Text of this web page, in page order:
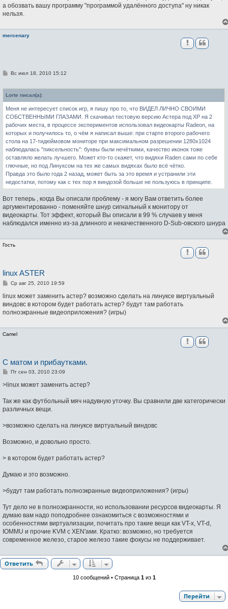
а обозвать вашу программу "программой удалённого доступа" ну никак
нельзя.
mercenary
С
щ
е
н
и
Вс июл 18, 2010 15:12
Lorte писал(а):
Меня не интересует список игр, я пишу про то, что ВИДЕЛ ЛИЧНО СВОИМИ
СОБСТВЕННЫМИ ГЛАЗАМИ. Я скачивал тестовую версию Астера под ХР на 2
рабочих места, в процессе экспериментов использовал видеокарты Radeon, на
которых и получилось то, о чём я написал выше: при старте второго рабочего
стола на 17-тидюймовом мониторе при максимальном разрешении 1280х1024
наблюдалась "пиксельность": буквы были нечёткими, качество иконок тоже
оставляло желать лучшего. Может кто-то скажет, что видяхи Raden сами по себе
глючные, но под Линуксом на тех же самых видяхах было всё чётко.
Правда это было года 2 назад, может быть за это время и устранили эти
недостатки, потому как с тех пор я виндозой больше не пользуюсь в принципе.
Вот теперь , когда Вы описали проблему - я могу Вам ответить более
аргументированно - поменяйте шнур сигнальный к монитору от
видеокарты. Тот эффект, который Вы описали в 99 % случаев у меня
наблюдался именно из-за длинного и некачественного D-Sub-овского шнура
Гость
linux ASTER
С
о
щ
е
Ср авг 25, 2010 19:59
linux может заменить астер? возможно сделать на линуксе виртуальный
виндовс в котором будет работать астер? будут там работать
полноэкранные видеоприложения? (игры)
Camel
С матом и прибаутками.
С
о
е
н
Пт сен 03, 2010 23:09
>linux может заменить астер?
Так же как футбольный мяч надувную уточку. Вы сравнили две категорически
различных вещи.
>возможно сделать на линуксе виртуальный виндовс
Возможно, и довольно просто.
> в котором будет работать астер?
Думаю и это возможно.
>будут там работать полноэкранные видеоприложения? (игры)
Тут дело не в полноэкранности, но использовании ресурсов видеокарты. Я
думаю вам надо поподробнее ознакомиться с возможностями и
особенностями виртуализации, почитать про такие вещи как VT-x, VT-d,
IOMMU и прочие KVM с XEN'ами. Кратко: возможно, но требуется
современное железо, старое железо такие фокусы не поддерживает.
Ответить
10 сообщений • Страница 1из 1
Перейти